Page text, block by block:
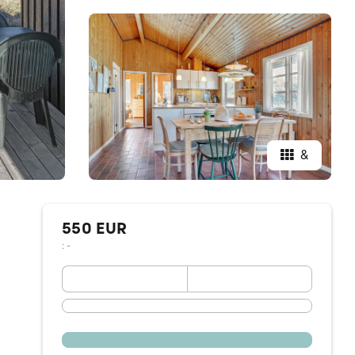
&
550 EUR
: -